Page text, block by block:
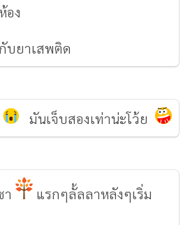
อง
บยาเสพติด
มันเจ็บสองเท่าน่ะโว้ย
แรกๆลั้ลลาหลังๆเริ่ม